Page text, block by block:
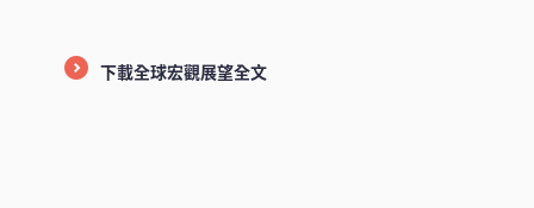
下載全球宏觀展望全文